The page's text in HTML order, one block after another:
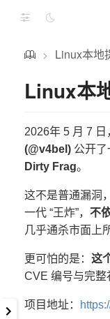
> Linux本地
Linux本
2026年 5 月 7 日
(@v4bel) 公开了
Dirty Frag。
这不是普通漏洞
一代 “王炸”， 不
几乎通杀市面上
更可怕的是： 这
CVE 编号与完整
项目地址：